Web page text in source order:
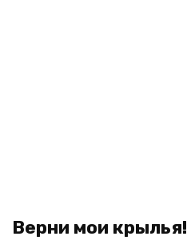
Верни мои крылья!